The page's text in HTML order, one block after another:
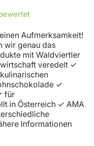
Aufmerksamkeit!
wir genau das
mit Waldviertler
veredelt ✓
✓
für
in Österreich ✓ AMA
Informationen